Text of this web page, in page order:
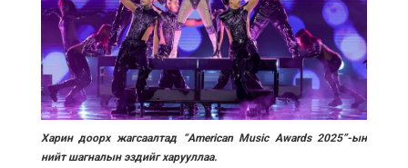
Харин доорх жагсаалтад “American Music Awards 2025”-ын
нийт шагналын эздийг харууллаа.